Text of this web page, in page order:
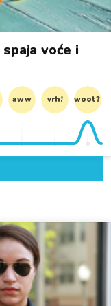
voće i
aww vrh! woot?!